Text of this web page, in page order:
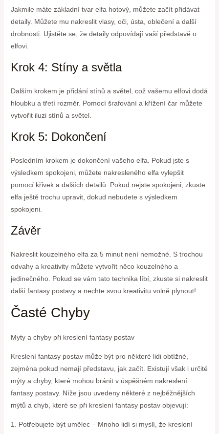
Jakmile máte základní tvar elfa hotový, můžete začít přidávat
detaily. Můžete mu nakreslit vlasy, oči, ústa, oblečení a další
drobnosti. Ujistěte se, že detaily odpovídají vaší představě o
elfovi.
Krok 4: Stíny a světla
Dalším krokem je přidání stínů a světel, což vašemu elfovi dodá
hloubku a třetí rozměr. Pomocí šrafování a křížení čar můžete
vytvořit iluzi stínů a světel.
Krok 5: Dokončení
Posledním krokem je dokončení vašeho elfa. Pokud jste s
výsledkem spokojeni, můžete nakresleného elfa vylepšit
pomocí křivek a dalších detailů. Pokud nejste spokojeni, zkuste
elfa ještě trochu upravit, dokud nebudete s výsledkem
spokojeni.
Závěr
Nakreslit kouzelného elfa za 5 minut není nemožné. S trochou
odvahy a kreativity můžete vytvořit něco kouzelného a
jedinečného. Pokud se vám tato technika líbí, zkuste si nakreslit
další fantasy postavy a nechte svou kreativitu volně plynout!
Časté Chyby
Myty a chyby při kreslení fantasy postav
Kreslení fantasy postav může být pro některé lidi obtížné,
zejména pokud nemají představu, jak začít. Existují však i určité
mýty a chyby, které mohou bránit v úspěšném nakreslení
fantasy postavy. Níže jsou uvedeny některé z nejběžnějších
mýtů a chyb, které se při kreslení fantasy postav objevují:
1. Potřebujete být umělec – Mnoho lidí si myslí, že kreslení